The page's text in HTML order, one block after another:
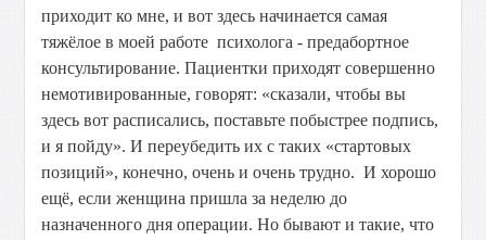
приходит ко мне, и вот здесь начинается самая
тяжёлое в моей работе психолога - предабортное
консультирование. Пациентки приходят совершенно
немотивированные, говорят: «сказали, чтобы вы
здесь вот расписались, поставьте побыстрее подпись,
и я пойду». И переубедить их с таких «стартовых
позиций», конечно, очень и очень трудно. И хорошо
ещё, если женщина пришла за неделю до
назначенного дня операции. Но бывают и такие, что